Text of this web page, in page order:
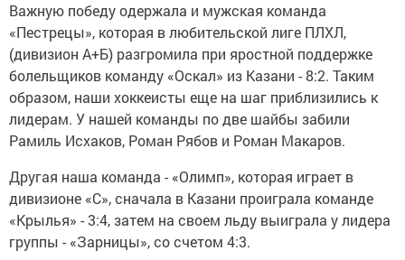
Важную победу одержала и мужская команда
«Пестрецы», которая в любительской лиге ПЛХЛ,
(дивизион А+Б) разгромила при яростной поддержке
болельщиков команду «Оскал» из Казани - 8:2. Таким
образом, наши хоккеисты еще на шаг приблизились к
лидерам. У нашей команды по две шайбы забили
Рамиль Исхаков, Роман Рябов и Роман Макаров.
Другая наша команда - «Олимп», которая играет в
дивизионе «С», сначала в Казани проиграла команде
«Крылья» - 3:4, затем на своем льду выиграла у лидера
группы - «Зарницы», со счетом 4:3.